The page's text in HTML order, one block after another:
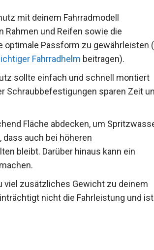
mit deinem Fahrradmodell
Rahmen und Reifen sowie die
optimale Passform zu gewährleisten
Fahrradhelmbeitragen).
sollte einfach und schnell montiert
Schraubbefestigungen sparen Zeit
Fläche abdecken, um
darauf, dass auch bei höheren
bleibt. Darüber hinaus kann ein
viel zusätzliches Gewicht zu deinem
nicht die Fahrleistung und ist